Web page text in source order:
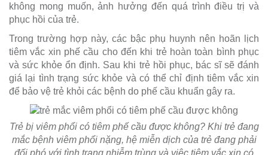
không mong muốn, ảnh hưởng đến quá trình điều trị và
phục hồi của trẻ.
Trong trường hợp này, các bậc phụ huynh nên hoãn lịch
tiêm vắc xin phế cầu cho đến khi trẻ hoàn toàn bình phục
và sức khỏe ổn định. Sau khi trẻ hồi phục, bác sĩ sẽ đánh
giá lại tình trạng sức khỏe và có thể chỉ định tiêm vắc xin
để bảo vệ trẻ khỏi các bệnh do phế cầu khuẩn gây ra.
Trẻ bị viêm phổi có tiêm phế cầu được không? Khi trẻ đang
mắc bệnh viêm phổi nặng, hệ miễn dịch của trẻ đang phải